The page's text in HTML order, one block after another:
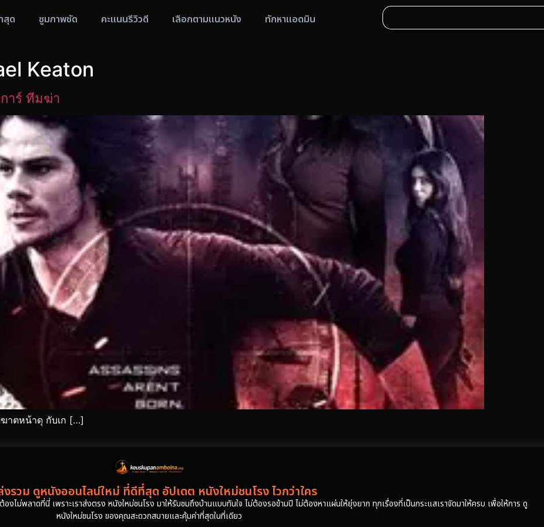
สุด ซูมภาพชัด คะแนนรีวิวดี เลือกตามแนวหนัง ทักหาแอดมิน
Keaton
าร์ ทีมฆ่า
ฆาตหน้าดุ กับเก […]
รวม ดูหนังออนไลน์ใหม่ ที่ดีที่สุด อัปเดต หนังใหม่ชนโรง ไวกว่าใคร
ไม่พลาดที่นี่ เพราะเราส่งตรง หนังใหม่ชนโรง มาให้รับชมถึงบ้านแบบทันใจ ไม่ต้องรอข้ามปี ไม่ต้องหาแผ่นให้ยุ่งยาก ทุกเรื่องที่เป็นกระแสเราจัดมาให้ครบ เพื่อให้การ ดู
หนังใหม่ชนโรง ของคุณสะดวกสบายและคุ้มค่าที่สุดในที่เดียว